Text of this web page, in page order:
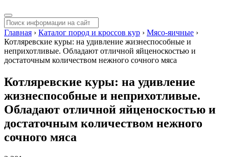
Главная › Каталог пород и кроссов кур › Мясо-яичные ›
Котляревские куры: на удивление жизнеспособные и
неприхотливые. Обладают отличной яйценоскостью и
достаточным количеством нежного сочного мяса
Котляревские куры: на удивление
жизнеспособные и неприхотливые.
Обладают отличной яйценоскостью и
достаточным количеством нежного
сочного мяса